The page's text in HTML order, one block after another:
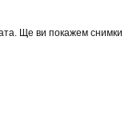
Ще ви покажем снимки